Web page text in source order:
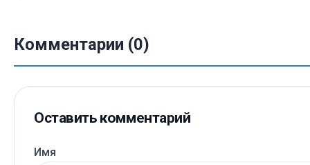
Комментарии (0)
Оставить комментарий
Имя